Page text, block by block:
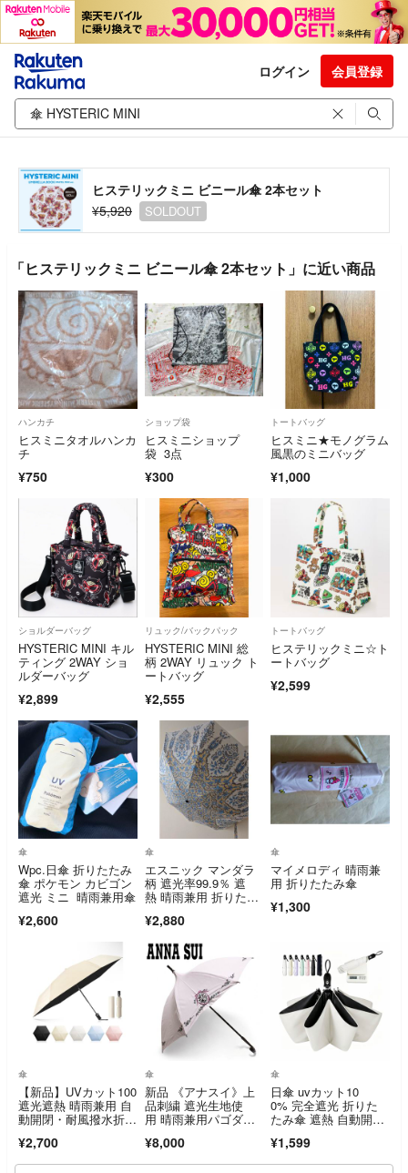
ログイン 会員登録
ヒステリックミニ ビニール傘 2本セット
¥5,920
SOLDOUT
「ヒステリックミニ ビニール傘 2本セット」に近い商品
ハンカチ
ヒスミニタオルハンカ
チ
¥750
ショップ袋
ヒスミニショップ
袋 3点
¥300
トートバッグ
ヒスミニ★モノグラム
風黒のミニバッグ
¥1,000
ショルダーバッグ
HYSTERIC MINI キル
ティング 2WAY ショ
ルダーバッグ
¥2,899
リュック/バックパック
HYSTERIC MINI 総
柄 2WAY リュック ト
ートバッグ
¥2,555
トートバッグ
ヒステリックミニ☆ト
ートバッグ
¥2,599
傘
Wpc.日傘 折りたたみ
傘 ポケモン カビゴン
遮光 ミニ 晴雨兼用傘
¥2,600
傘
エスニック マンダラ
柄 遮光率99.9％ 遮
熱 晴雨兼用 折りたた
¥2,880
傘
マイメロディ 晴雨兼
用 折りたたみ傘
¥1,300
傘
【新品】UVカット100
遮光遮熱 晴雨兼用 自
動開閉・耐風撥水折り
¥2,700
傘
新品 《アナスイ》上
品刺繍 遮光生地使
用 晴雨兼用パゴダ長
¥8,000
傘
日傘 uvカット10
0% 完全遮光 折りた
たみ傘 遮熱 自動開
み日傘 紫外線遮断 耐
風撥水 晴雨兼用
¥1,599